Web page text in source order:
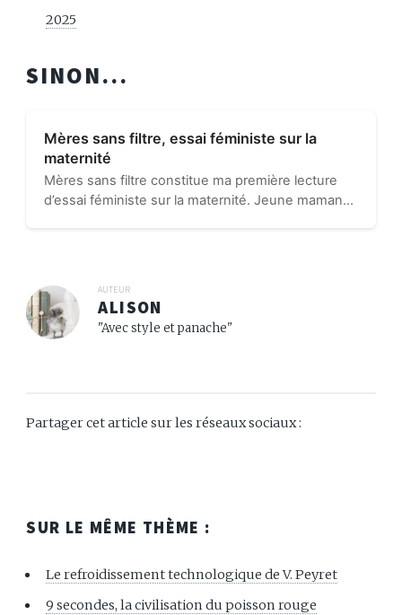
2025
SINON...
Mères sans filtre, essai féministe sur la
maternité
Mères sans filtre constitue ma première lecture
d’essai féministe sur la maternité. Jeune maman
AUTEUR
ALISON
"Avec style et panache"
Partager cet article sur les réseaux sociaux :
SUR LE MÊME THÈME :
Le refroidissement technologique de V. Peyret
9 secondes, la civilisation du poisson rouge